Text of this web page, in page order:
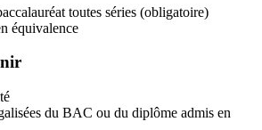
toutes séries (obligatoire)
équivalence
du BAC ou du diplôme admis en